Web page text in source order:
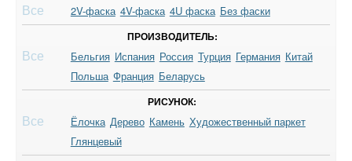
Все 2V-фаска 4V-фаска 4U фаска Без фаски
ПРОИЗВОДИТЕЛЬ:
Все Бельгия Испания Россия Турция Германия Китай
Польша Франция Беларусь
РИСУНОК:
Все Ёлочка Дерево Камень Художественный паркет
Глянцевый